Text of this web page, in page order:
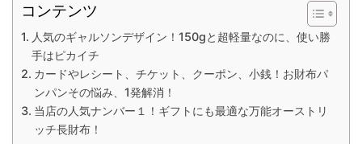
コンテンツ
人気のギャルソンデザイン！150gと超軽量なのに、使い勝
手はピカイチ
カードやレシート、チケット、クーポン、小銭！お財布パ
ンパンその悩み、1発解消！
当店の人気ナンバー１！ギフトにも最適な万能オーストリ
ッチ長財布！